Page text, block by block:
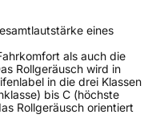
Keizersgrach 62-64 1015
info@davanti-
eines
als auch die
Rollgeräusch wird in
in die drei Klassen
bis C (höchste
Rollgeräusch orientiert